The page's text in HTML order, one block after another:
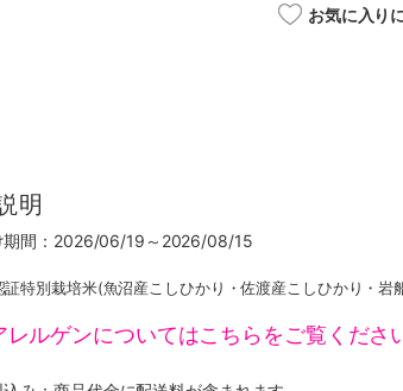
お気に入り
明
期間：2026/06/19～2026/08/15
証特別栽培米(魚沼産こしひかり・佐渡産こしひかり・岩
レルゲンについてはこちらをご覧くださ